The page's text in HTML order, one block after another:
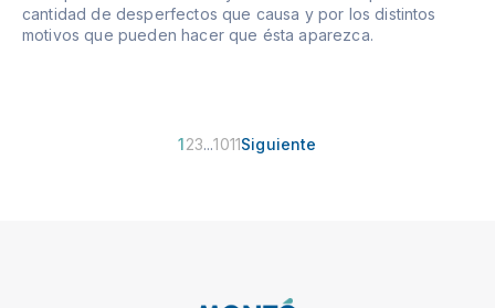
cantidad de desperfectos que causa y por los distintos
motivos que pueden hacer que ésta aparezca.
123...1011Siguiente